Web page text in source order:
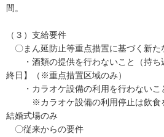
間。
（３）支給要件
〇まん延防止等重点措置に基づく新た
・酒類の提供を行わないこと（持ち
終日】（※重点措置区域のみ）
・カラオケ設備の利用を行わないこ
※カラオケ設備の利用停止は飲食を
結婚式場のみ
〇従来からの要件